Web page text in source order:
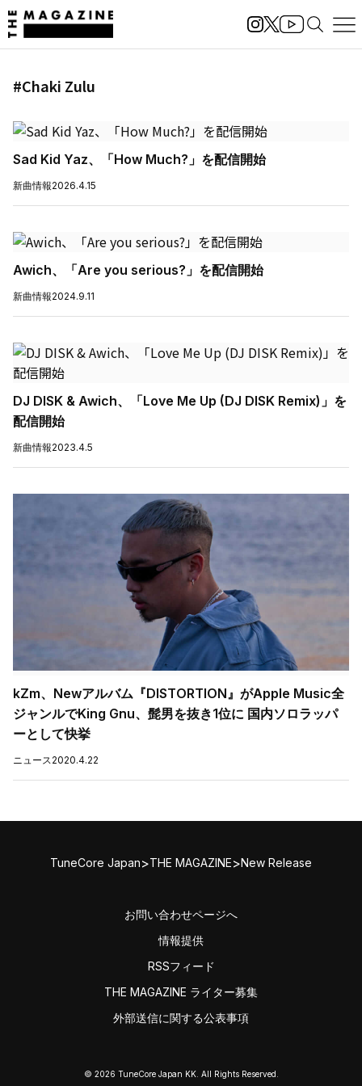
#Chaki Zulu
Sad Kid Yaz、「How Much?」を配信開始
新曲情報2026.4.15
Awich、「Are you serious?」を配信開始
新曲情報2024.9.11
DJ DISK & Awich、「Love Me Up (DJ DISK Remix)」を
配信開始
新曲情報2023.4.5
kZm、Newアルバム『DISTORTION』がApple Music全
ジャンルでKing Gnu、髭男を抜き1位に 国内ソロラッパ
ーとして快挙
ニュース 2020.4.22
TuneCore Japan>THE MAGAZINE>New Release
お問い合わせページへ
情報提供
RSSフィード
THE MAGAZINE ライター募集
外部送信に関する公表事項
© 2026 TuneCore Japan KK. All Rights Reserved.